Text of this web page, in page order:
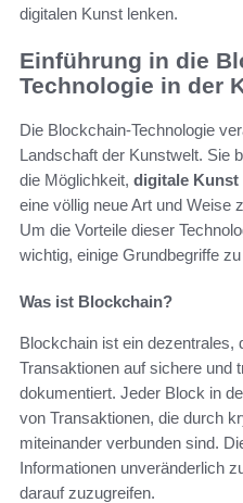
digitalen Kunst lenken.
Einführung in die
Technologie in der
Die Blockchain-Technologie
Landschaft der Kunstwelt. Sie
die Möglichkeit, digitale Kunst
eine völlig neue Art und Weise
Um die Vorteile dieser
wichtig, einige Grundbegriffe
Was ist Blockchain?
Blockchain ist ein dezentrales,
Transaktionen auf sichere und
dokumentiert. Jeder Block in
von Transaktionen, die durch
miteinander verbunden sind.
Informationen unveränderlich
darauf zuzugreifen.